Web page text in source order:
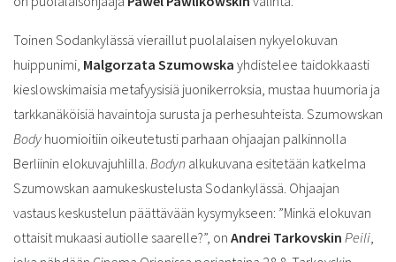
Toinen Sodankylässä vieraillut puolalaisen nykyelokuvan
huippunimi, Malgorzata Szumowska yhdistelee taidokkaasti
kieslowskimaisia metafyysisiä juonikerroksia, mustaa huumoria ja
tarkkanäköisiä havaintoja surusta ja perhesuhteista. Szumowskan
Body huomioitiin oikeutetusti parhaan ohjaajan palkinnolla
Berliinin elokuvajuhlilla. Bodyn alkukuvana esitetään katkelma
Szumowskan aamukeskustelusta Sodankylässä. Ohjaajan
vastaus keskustelun päättävään kysymykseen: ”Minkä elokuvan
ottaisit mukaasi autiolle saarelle?”, on Andrei Tarkovskin Peili